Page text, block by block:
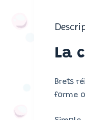
La
Brets
forme